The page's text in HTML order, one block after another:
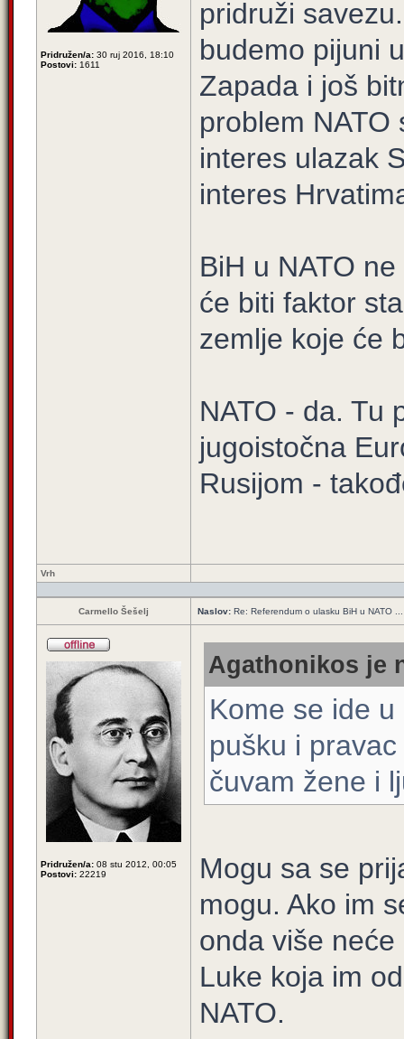
Pridružen/a: 30 ruj 2016, 18:10
Postovi: 1611
pridruži
budemo pijuni
Zapada i još
problem NATO
interes ulazak
interes
BiH u NATO
će biti faktor
zemlje koje će
NATO - da. Tu
jugoistočna
Rusijom -
Vrh
Carmello Šešelj Naslov: Re: Referendum o ulasku BiH u NATO ...
Pridružen/a: 08 stu 2012, 00:05
Postovi: 22219
Agathonikos je
Kome se ide
pušku i
čuvam žene i
Mogu sa se
mogu. Ako im
onda više
Luke koja im
NATO.